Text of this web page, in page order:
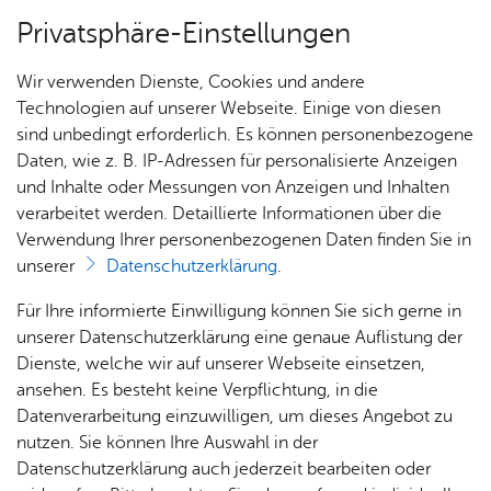
Über­sicht Bür­ger & Stadt
Rat­
haus &
Bür­
ger­
ser­vice
Rat­
häu­ser
Nach­
rich­
ten,
Vi­de­os
& Bil­
der
Me­di­
Jobs
Stel­
len­an­
ge­bo­te
Aus­bil­
dung &
Stu­di­
Bauen
& Um­
welt
Geo­
da­ten
Ge­
sund­
heit &
kum
Dienst­leis­tun­gen A–Z
Vor­le­sen
Eh­ren­amt­li­che Rich­te­rin oder
eh­ren­amt­li­cher Rich­ter
(Schöf­fen) beim Straf­ge­richt -
be­ru­fen wer­den
Ehrenamtliche Richterinnen und Richter sind Bürgerinnen
Privatsphäre-Einstellungen
Wir verwenden Dienste, Cookies und andere
Technologien auf unserer Webseite. Einige von diesen
sind unbedingt erforderlich. Es können personenbezogene
Daten, wie z. B. IP-Adressen für personalisierte Anzeigen
und Inhalte oder Messungen von Anzeigen und Inhalten
verarbeitet werden. Detaillierte Informationen über die
Verwendung Ihrer personenbezogenen Daten finden Sie in
unserer
Datenschutzerklärung.
Für Ihre informierte Einwilligung können Sie sich gerne in
unserer Datenschutzerklärung eine genaue Auflistung der
Dienste, welche wir auf unserer Webseite einsetzen,
ansehen. Es besteht keine Verpflichtung, in die
Datenverarbeitung einzuwilligen, um dieses Angebot zu
nutzen. Sie können Ihre Auswahl in der
Datenschutzerklärung auch jederzeit bearbeiten oder